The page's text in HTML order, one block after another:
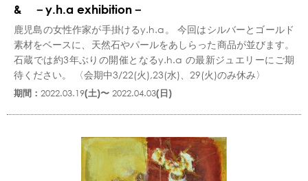
& －y.h.a exhibition－
鹿児島の女性作家が手掛けるy.h.a。 今回はシルバーとゴールド
素材をベースに、天然石やパールをあしらった商品が並びます。
石蔵では約3年ぶりの開催となるy.h.a の最新ジュエリーにご期
待ください。 〈会期中3/22(火),23(水)、29(火)のみ休み〉
期間： 2022.03.19(土)〜 2022.04.03(日)